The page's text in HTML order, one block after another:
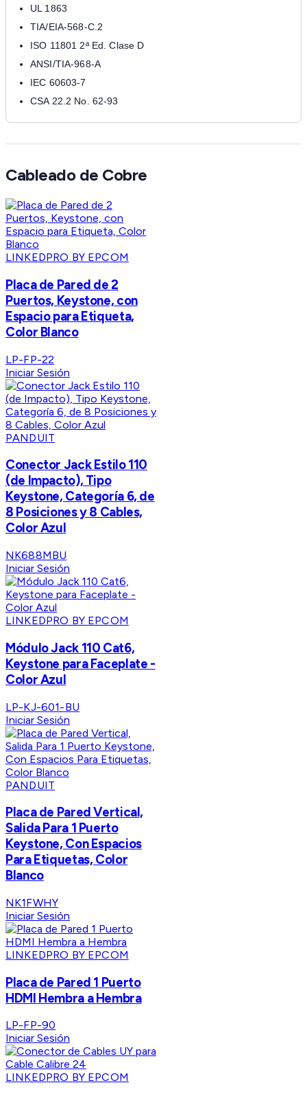
UL 1863
TIA/EIA-568-C.2
ISO 11801 2ª Ed. Clase D
ANSI/TIA-968-A
IEC 60603-7
CSA 22.2 No. 62-93
Cableado de Cobre
LINKEDPRO BY EPCOM
Placa de Pared de 2
Puertos, Keystone, con
Espacio para Etiqueta,
Color Blanco
LP-FP-22
Iniciar Sesión
PANDUIT
Conector Jack Estilo 110
(de Impacto), Tipo
Keystone, Categoría 6, de
8 Posiciones y 8 Cables,
Color Azul
NK688MBU
Iniciar Sesión
LINKEDPRO BY EPCOM
Módulo Jack 110 Cat6,
Keystone para Faceplate -
Color Azul
LP-KJ-601-BU
Iniciar Sesión
PANDUIT
Placa de Pared Vertical,
Salida Para 1 Puerto
Keystone, Con Espacios
Para Etiquetas, Color
Blanco
NK1FWHY
Iniciar Sesión
LINKEDPRO BY EPCOM
Placa de Pared 1 Puerto
HDMI Hembra a Hembra
LP-FP-90
Iniciar Sesión
LINKEDPRO BY EPCOM